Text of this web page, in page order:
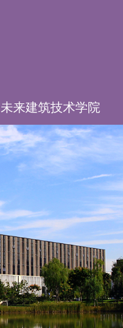
未来建筑技术学院